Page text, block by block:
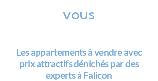
vous
Les appartements à vendre avec
prix attractifs dénichés par des
experts à Falicon